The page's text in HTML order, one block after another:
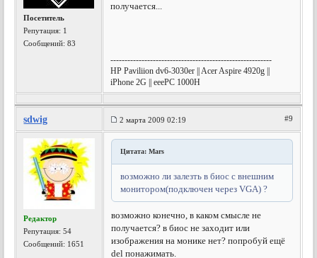
Посетитель
Репутация: 1
Сообщений: 83
получается...
---------------------------------------------------------
HP Paviliion dv6-3030er || Acer Aspire 4920g ||
iPhone 2G || eeePC 1000H
sdwig 2 марта 2009 02:19 #9
Редактор
Репутация:54
Сообщений: 1651
Цитата: Mars
возможно ли залезть в биос с внешним
монитором(подключен через VGA) ?
возможно конечно, в каком смысле не
получается? в биос не заходит или
изображения на монике нет? попробуй ещё
del понажимать.